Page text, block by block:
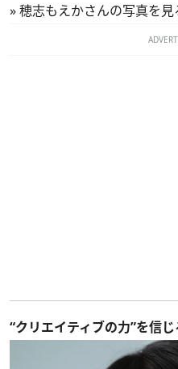
»穂志もえかさんの写真を見
“クリエイティブの力”を信